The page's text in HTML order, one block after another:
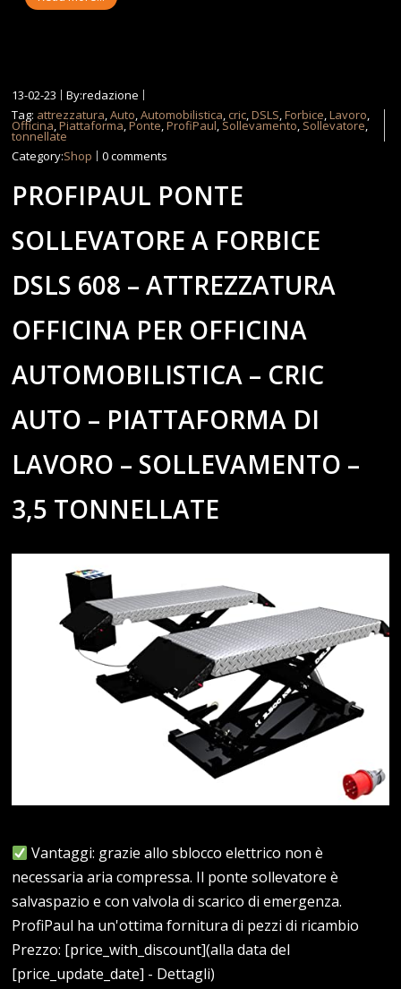
13-02-23
By:redazione
Tag: attrezzatura,Auto,Automobilistica, cric,DSLS,Forbice,Lavoro,
Officina,Piattaforma,Ponte,ProfiPaul, Sollevamento, Sollevatore,
tonnellate
Category:Shop 0 comments
PROFIPAUL PONTE
SOLLEVATORE A FORBICE
DSLS 608 – ATTREZZATURA
OFFICINA PER OFFICINA
AUTOMOBILISTICA – CRIC
AUTO – PIATTAFORMA DI
LAVORO – SOLLEVAMENTO –
3,5 TONNELLATE
Vantaggi: grazie allo sblocco elettrico non è
necessaria aria compressa. Il ponte sollevatore è
salvaspazio e con valvola di scarico di emergenza.
ProfiPaul ha un'ottima fornitura di pezzi di ricambio
Prezzo: [price_with_discount](alla data del
[price_update_date] - Dettagli)